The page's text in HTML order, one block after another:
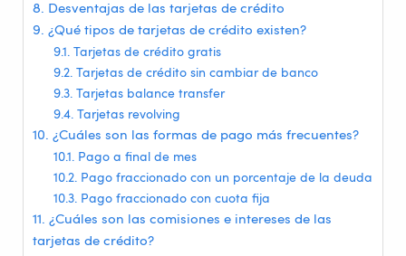
Desventajas de las tarjetas de crédito
¿Qué tipos de tarjetas de crédito existen?
Tarjetas de crédito gratis
Tarjetas de crédito sin cambiar de banco
Tarjetas balance transfer
Tarjetas revolving
¿Cuáles son las formas de pago más frecuentes?
Pago a final de mes
Pago fraccionado con un porcentaje de la deuda
Pago fraccionado con cuota fija
¿Cuáles son las comisiones e intereses de las
tarjetas de crédito?